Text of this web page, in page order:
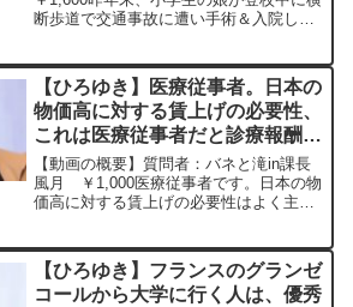
20240108
断歩道で交通事故に遭い手術＆入院しま
とんど出られなそうです。ひろゆきさん
だったら、なんと言っ...
【ひろゆき】医療従事者。日本の
物価高に対する賃上げの必要性、
これは医療従事者だと診療報酬つ
まり保険料の引き上げとほぼ同
意。医療従事者の賃上げって現実
的？ーひろゆき切り抜き
【動画の概要】質問者：バネと滝in課長
風月 ￥1,000医療従事者です。日本の物
価高に対する賃上げの必要性はよく主張
げとほぼ同意なんですよね。これって今
の日本社会で受け...
【ひろゆき】フランスのグランゼ
コールから大学に行く人は、優秀